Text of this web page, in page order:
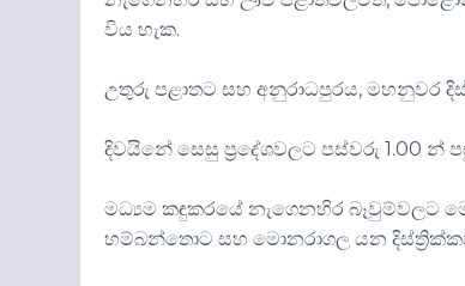
විය හැක.
උතුරු පළාතට සහ අනුරාධපුරය, මහනුවර
දිවයිනේ සෙසු ප්‍රදේශවලට පස්වරු 1.00 න්
මධ්‍යම කඳුකරයේ නැගෙනහිර බෑවුම්වලට
හම්බන්තොට සහ මොනරාගල යන